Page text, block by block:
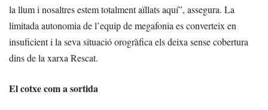
la llum i nosaltres estem totalment aïllats aquí”, assegura. La
limitada autonomia de l’equip de megafonia es converteix en
insuficient i la seva situació orogràfica els deixa sense cobertura
dins de la xarxa Rescat.
El cotxe com a sortida